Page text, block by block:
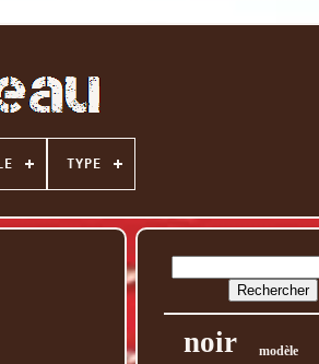
TYPE
noir modèle